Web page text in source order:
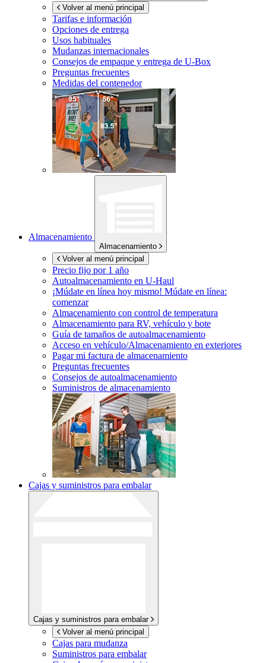
Volver al menú principal
Tarifas e información
Opciones de entrega
Usos habituales
Mudanzas internacionales
Consejos de empaque y entrega de U-Box
Preguntas frecuentes
Medidas del contenedor
Almacenamiento
Almacenamiento
Volver al menú principal
Precio fijo por 1 año
Autoalmacenamiento en U-Haul
¡Múdate en línea hoy mismo! Múdate en línea:
comenzar
Almacenamiento con control de temperatura
Almacenamiento para RV, vehículo y bote
Guía de tamaños de autoalmacenamiento
Acceso en vehículo/Almacenamiento en exteriores
Pagar mi factura de almacenamiento
Preguntas frecuentes
Consejos de autoalmacenamiento
Suministros de almacenamiento
Cajas y suministros para embalar
Cajas y suministros para embalar
Volver al menú principal
Cajas para mudanza
Suministros para embalar